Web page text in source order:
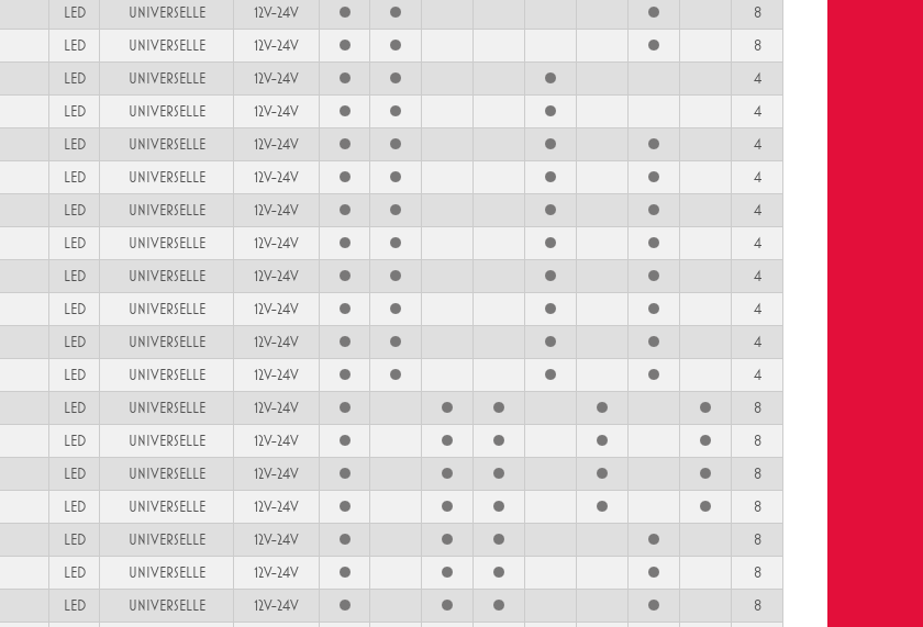
LED UNIVERSELLE 12V-24V 8
LED UNIVERSELLE 12V-24V 8
LED UNIVERSELLE 12V-24V 4
LED UNIVERSELLE 12V-24V 4
LED UNIVERSELLE 12V-24V 4
LED UNIVERSELLE 12V-24V 4
LED UNIVERSELLE 12V-24V 4
LED UNIVERSELLE 12V-24V 4
LED UNIVERSELLE 12V-24V 4
LED UNIVERSELLE 12V-24V 4
LED UNIVERSELLE 12V-24V 4
LED UNIVERSELLE 12V-24V 4
LED UNIVERSELLE 12V-24V 8
LED UNIVERSELLE 12V-24V 8
LED UNIVERSELLE 12V-24V 8
LED UNIVERSELLE 12V-24V 8
LED UNIVERSELLE 12V-24V 8
LED UNIVERSELLE 12V-24V 8
LED UNIVERSELLE 12V-24V 8